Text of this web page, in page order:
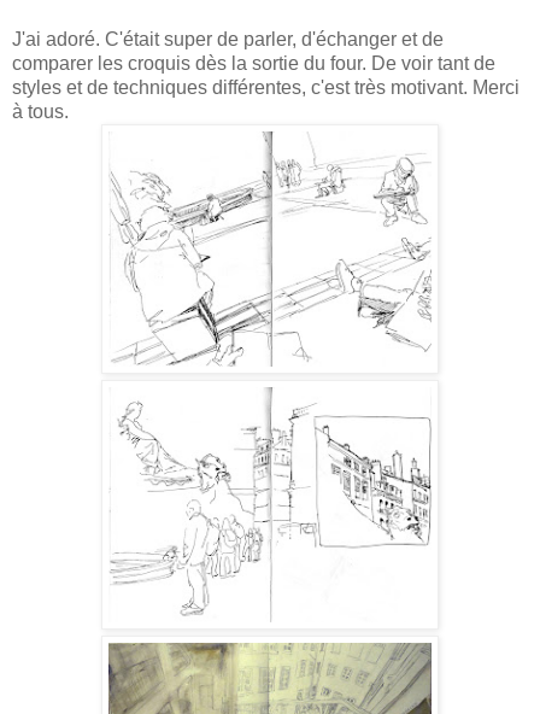
J'ai adoré. C'était super de parler, d'échanger et de
comparer les croquis dès la sortie du four. De voir tant de
styles et de techniques différentes, c'est très motivant. Merci
à tous.